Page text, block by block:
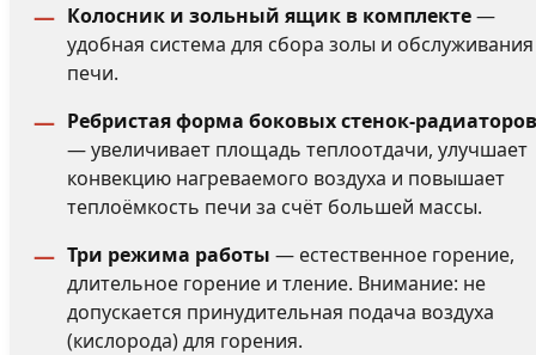
Колосник и зольный ящик в комплекте—
удобная система для сбора золы и обслуживания
печи.
Ребристая форма боковых стенок-радиаторов
— увеличивает площадь теплоотдачи, улучшает
конвекцию нагреваемого воздуха и повышает
теплоёмкость печи за счёт большей массы.
Три режима работы — естественное горение,
длительное горение и тление. Внимание: не
допускается принудительная подача воздуха
(кислорода) для горения.